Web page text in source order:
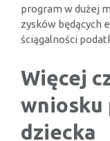
program w dużej
zysków będących
ściągalności
Więcej
wniosku
dziecka